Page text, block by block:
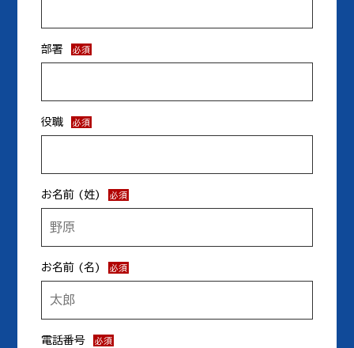
部署
役職
お名前 (姓)
お名前 (名)
電話番号